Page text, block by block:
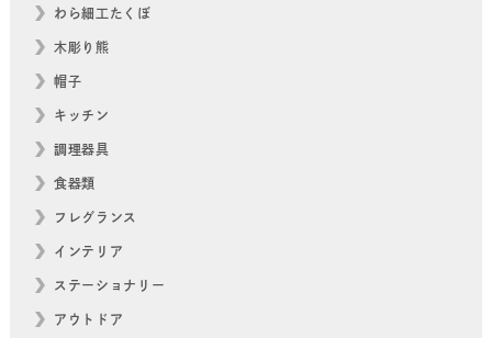
わら細工たくぼ
木彫り熊
帽子
キッチン
調理器具
食器類
フレグランス
インテリア
ステーショナリー
アウトドア